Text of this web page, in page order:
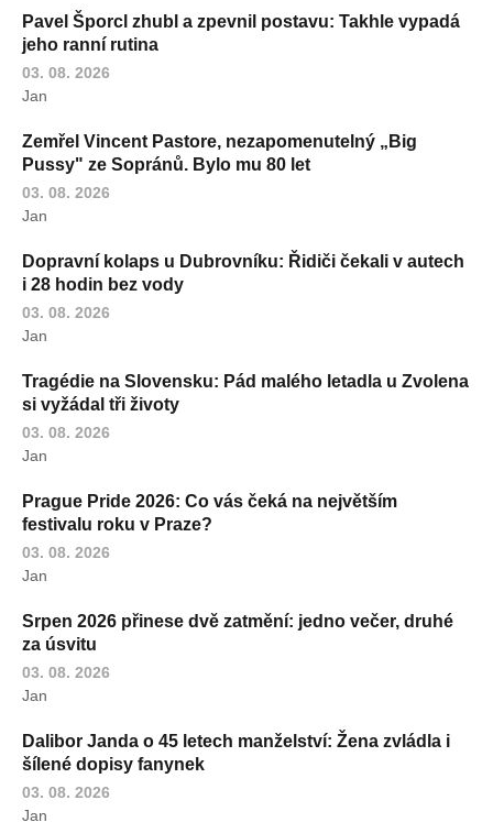
Pavel Šporcl zhubl a zpevnil postavu: Takhle vypadá
jeho ranní rutina
03. 08. 2026
Jan
Zemřel Vincent Pastore, nezapomenutelný „Big
Pussy" ze Sopránů. Bylo mu 80 let
03. 08. 2026
Jan
Dopravní kolaps u Dubrovníku: Řidiči čekali v autech
i 28 hodin bez vody
03. 08. 2026
Jan
Tragédie na Slovensku: Pád malého letadla u Zvolena
si vyžádal tři životy
03. 08. 2026
Jan
Prague Pride 2026: Co vás čeká na největším
festivalu roku v Praze?
03. 08. 2026
Jan
Srpen 2026 přinese dvě zatmění: jedno večer, druhé
za úsvitu
03. 08. 2026
Jan
Dalibor Janda o 45 letech manželství: Žena zvládla i
šílené dopisy fanynek
03. 08. 2026
Jan